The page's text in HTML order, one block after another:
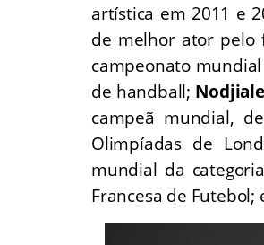
artística em 2011 e
de melhor ator pelo
campeonato
de handball;
campeã mundial,
Olimpíadas de
mundial da
Francesa de Futebol;